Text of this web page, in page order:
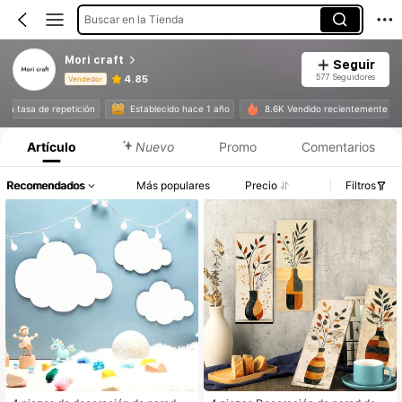
Buscar en la Tienda
Mori craft
Vendedor 4.85
Seguir
577 Seguidores
alta tasa de repetición Establecido hace 1 año 8.6K Vendido recientemente
Información del producto: Divulgación de precios, detalles de ventas y existencias.
Artículo Nuevo Promo Comentarios
Recomendados Más populares Precio Filtros